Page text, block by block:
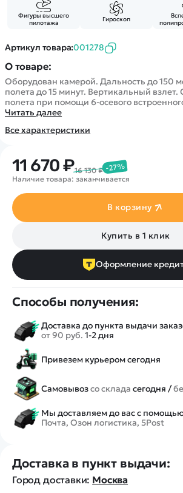
Фигуры высшего
пилотажа
Гироскоп
Артикул товара:001278
О товаре:
Оборудован камерой. Дальность до 150
полета до 15 минут. Вертикальный
полета при помощи 6-осевого
Читать далее
Все характеристики
11 670 ₽16 130 ₽ -27%
Наличие товара: заканчивается
В корзину
Купить в 1 клик
Оформление
Способы получения:
Доставка до пункта выдачи
от 90 руб. 1-2 дня
Привезем курьером сегодня
Самовывозсо склада сегодня /
Мы доставляем до вас с
Почта, Озон логистика, 5Post
Доставка в пункт выдачи:
Город доставки: Москва
Вертолеты
Катера
Самолеты
Сборные модели
Детские электромобили
Спецтехника
Конструкторы
Статьи про беспилотники
Обзор квадрокоптеров
Покупка в кредит
Контакты
Оплата и доставка
Помощь
Отследить заказ
Оплата на сайте